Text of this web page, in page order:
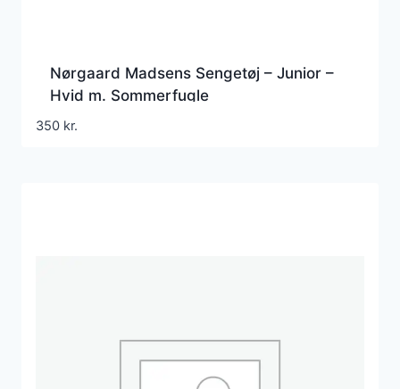
Nørgaard Madsens Sengetøj – Junior –
Hvid m. Sommerfugle
350 kr.